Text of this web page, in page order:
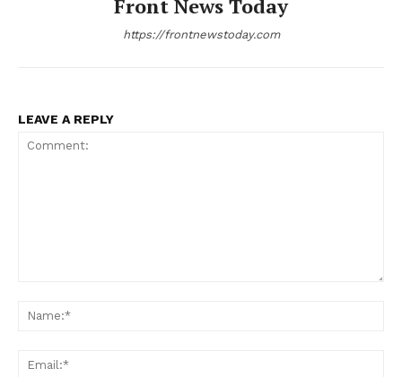
Front News Today
https://frontnewstoday.com
LEAVE A REPLY